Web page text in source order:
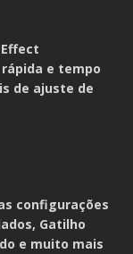
e tempo
de ajuste de
configurações
Gatilho
e muito mais